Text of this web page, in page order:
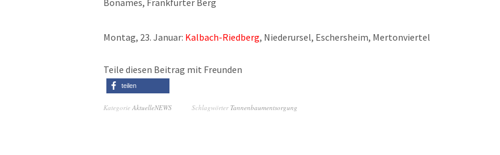
Bonames, Frankfurter Berg
Montag, 23. Januar: Kalbach-Riedberg, Niederursel, Eschersheim, Mertonviertel
Teile diesen Beitrag mit Freunden
teilen
Kategorie AktuelleNEWS Schlagwörter Tannenbaumentsorgung